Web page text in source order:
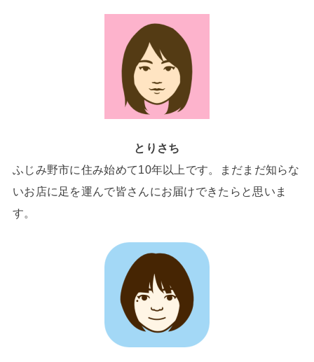
とりさち
ふじみ野市に住み始めて10年以上です。まだまだ知らな
いお店に足を運んで皆さんにお届けできたらと思いま
す。